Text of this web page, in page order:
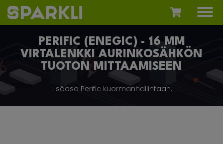
PERIFIC (ENEGIC) - 16 MM
VIRTALENKKI AURINKOSÄHKÖN
TUOTON MITTAAMISEEN
Lisäosa Perific kuormanhallintaan.